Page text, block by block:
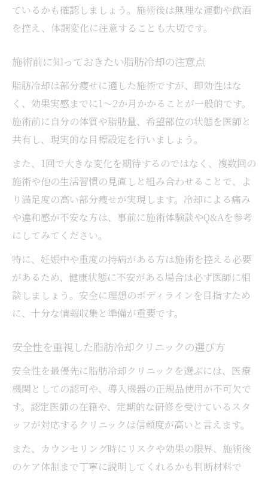
ているかも確認しましょう。施術後は無理な運動や飲酒
を控え、体調変化に注意することも大切です。
施術前に知っておきたい脂肪冷却の注意点
脂肪冷却は部分痩せに適した施術ですが、即効性はな
く、効果実感までに1〜2か月かかることが一般的です。
施術前に自分の体質や脂肪量、希望部位の状態を医師と
共有し、現実的な目標設定を行いましょう。
また、1回で大きな変化を期待するのではなく、複数回の
施術や他の生活習慣の見直しと組み合わせることで、よ
り満足度の高い部分痩せが実現します。冷却による痛み
や違和感が不安な方は、事前に施術体験談やQ&Aを参考
にしてみてください。
特に、妊娠中や重度の持病がある方は施術を控える必要
があるため、健康状態に不安がある場合は必ず医師に相
談しましょう。安全に理想のボディラインを目指すため
に、十分な情報収集と準備が重要です。
安全性を重視した脂肪冷却クリニックの選び方
安全性を最優先に脂肪冷却クリニックを選ぶには、医療
機関としての認可や、導入機器の正規品使用が不可欠で
す。認定医師の在籍や、定期的な研修を受けているスタ
ッフが対応するクリニックは信頼度が高いと言えます。
また、カウンセリング時にリスクや効果の限界、施術後
のケア体制まで丁寧に説明してくれるかも判断材料で